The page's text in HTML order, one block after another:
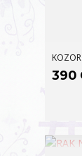
390